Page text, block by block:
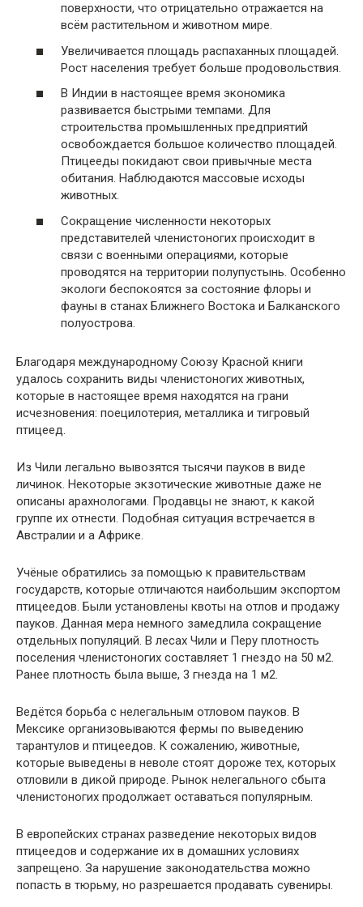
поверхности, что отрицательно отражается на
всём растительном и животном мире.
Увеличивается площадь распаханных площадей.
Рост населения требует больше продовольствия.
В Индии в настоящее время экономика
развивается быстрыми темпами. Для
строительства промышленных предприятий
освобождается большое количество площадей.
Птицееды покидают свои привычные места
обитания. Наблюдаются массовые исходы
животных.
Сокращение численности некоторых
представителей членистоногих происходит в
связи с военными операциями, которые
проводятся на территории полупустынь. Особенно
экологи беспокоятся за состояние флоры и
фауны в станах Ближнего Востока и Балканского
полуострова.
Благодаря международному Союзу Красной книги
удалось сохранить виды членистоногих животных,
которые в настоящее время находятся на грани
исчезновения: поецилотерия, металлика и тигровый
птицеед.
Из Чили легально вывозятся тысячи пауков в виде
личинок. Некоторые экзотические животные даже не
описаны арахнологами. Продавцы не знают, к какой
группе их отнести. Подобная ситуация встречается в
Австралии и а Африке.
Учёные обратились за помощью к правительствам
государств, которые отличаются наибольшим экспортом
птицеедов. Были установлены квоты на отлов и продажу
пауков. Данная мера немного замедлила сокращение
отдельных популяций. В лесах Чили и Перу плотность
поселения членистоногих составляет 1 гнездо на 50 м2.
Ранее плотность была выше, 3 гнезда на 1 м2.
Ведётся борьба с нелегальным отловом пауков. В
Мексике организовываются фермы по выведению
тарантулов и птицеедов. К сожалению, животные,
которые выведены в неволе стоят дороже тех, которых
отловили в дикой природе. Рынок нелегального сбыта
членистоногих продолжает оставаться популярным.
В европейских странах разведение некоторых видов
птицеедов и содержание их в домашних условиях
запрещено. За нарушение законодательства можно
попасть в тюрьму, но разрешается продавать сувениры.